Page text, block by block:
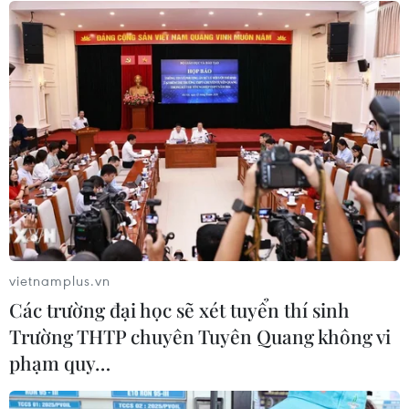
04/08/2026 04:29
Giá vàng trong nước giảm, SJC giao
dịch xuống ngưỡng 140 triệu đồng
04/08/2026 02:22
Giá vàng ngày 4/8: Bảng giá tại các
công ty vàng bạc đá quý
04/08/2026 01:40
Xem thêm
vietnamplus.vn
Các trường đại học sẽ xét tuyển thí sinh
Trường THTP chuyên Tuyên Quang không vi
phạm quy…